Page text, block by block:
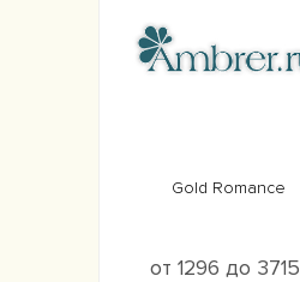
Gold Romance
от 1296 до 3715